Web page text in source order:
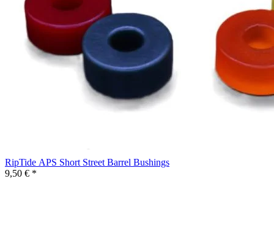
RipTide APS Short Street Barrel Bushings
9,50 € *